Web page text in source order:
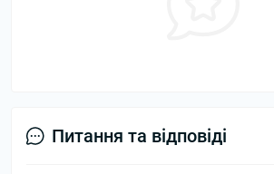
Питання та відповіді